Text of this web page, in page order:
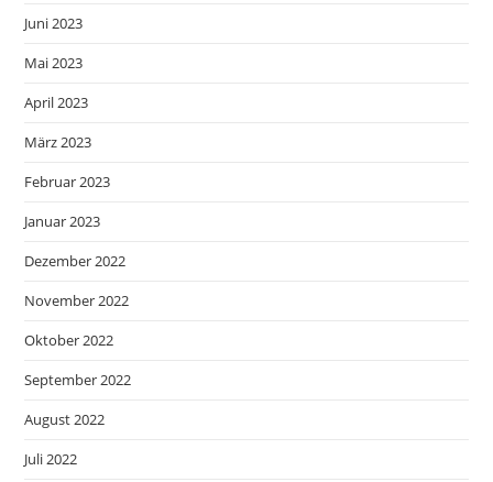
Juni 2023
Mai 2023
April 2023
März 2023
Februar 2023
Januar 2023
Dezember 2022
November 2022
Oktober 2022
September 2022
August 2022
Juli 2022